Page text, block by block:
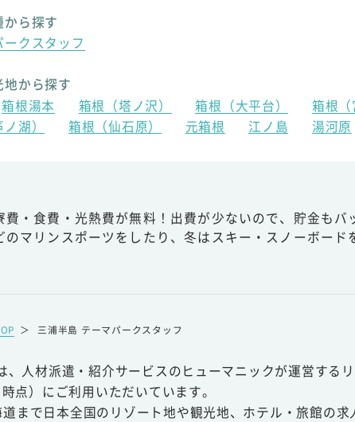
から探す
ークスタッフ
地から探す
箱根湯本 箱根（塔ノ沢） 箱根（大平台） 箱根（
湖）
箱根（仙石原） 元箱根 江ノ島 湯河原
費・食費・光熱費が無料！出費が少ないので、貯金も
のマリンスポーツをしたり、冬はスキー・スノーボード
＞ 三浦半島 テーマパークスタッフ
、人材派遣・紹介サービスのヒューマニックが運営する
時点）にご利用いただいています。
まで日本全国のリゾート地や観光地、ホテル・旅館の